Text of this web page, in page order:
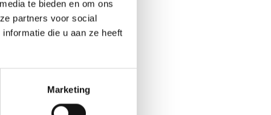
te bieden en om ons
partners voor social
die u aan ze heeft
Marketing